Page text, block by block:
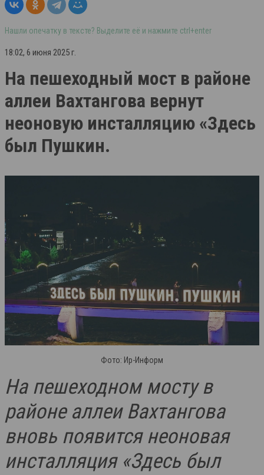
Нашли опечатку в тексте? Выделите её и нажмите ctrl+enter
18:02, 6 июня 2025 г.
На пешеходный мост в районе
аллеи Вахтангова вернут
неоновую инсталляцию «Здесь
был Пушкин.
Фото: Ир-Информ
На пешеходном мосту в
районе аллеи Вахтангова
вновь появится неоновая
инсталляция «Здесь был